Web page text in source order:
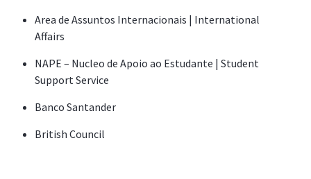
Area de Assuntos Internacionais | International
Affairs
NAPE – Nucleo de Apoio ao Estudante | Student
Support Service
Banco Santander
British Council